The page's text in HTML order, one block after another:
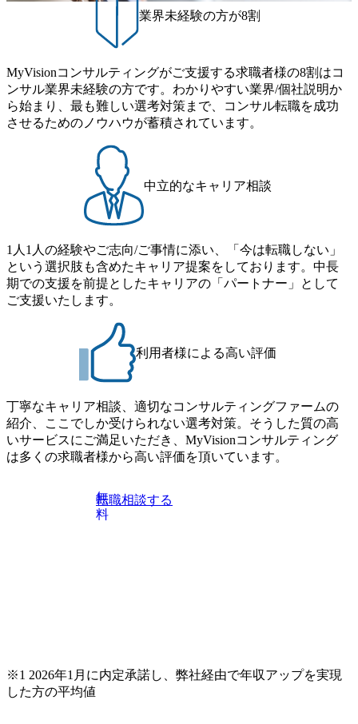
業界未経験の方が8割
MyVisionコンサルティングがご支援する求職者様の8割はコ
ンサル業界未経験の方です。わかりやすい業界/個社説明か
ら始まり、最も難しい選考対策まで、コンサル転職を成功
させるためのノウハウが蓄積されています。
中立的なキャリア相談
1人1人の経験やご志向/ご事情に添い、「今は転職しない」
という選択肢も含めたキャリア提案をしております。中長
期での支援を前提としたキャリアの「パートナー」として
ご支援いたします。
利用者様による高い評価
丁寧なキャリア相談、適切なコンサルティングファームの
紹介、ここでしか受けられない選考対策。そうした質の高
いサービスにご満足いただき、MyVisionコンサルティング
は多くの求職者様から高い評価を頂いています。
無
料
転職相談する
※1 2026年1月に内定承諾し、弊社経由で年収アップを実現
した方の平均値